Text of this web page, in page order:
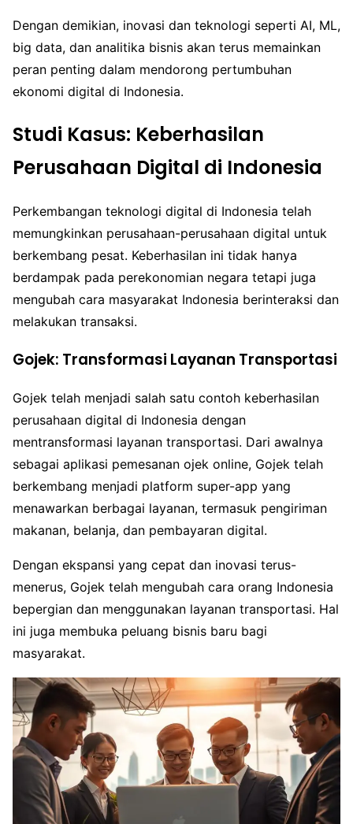
Dengan demikian, inovasi dan teknologi seperti AI, ML,
big data, dan analitika bisnis akan terus memainkan
peran penting dalam mendorong pertumbuhan
ekonomi digital di Indonesia.
Studi Kasus: Keberhasilan
Perusahaan Digital di Indonesia
Perkembangan teknologi digital di Indonesia telah
memungkinkan perusahaan-perusahaan digital untuk
berkembang pesat. Keberhasilan ini tidak hanya
berdampak pada perekonomian negara tetapi juga
mengubah cara masyarakat Indonesia berinteraksi dan
melakukan transaksi.
Gojek: Transformasi Layanan Transportasi
Gojek telah menjadi salah satu contoh keberhasilan
perusahaan digital di Indonesia dengan
mentransformasi layanan transportasi. Dari awalnya
sebagai aplikasi pemesanan ojek online, Gojek telah
berkembang menjadi platform super-app yang
menawarkan berbagai layanan, termasuk pengiriman
makanan, belanja, dan pembayaran digital.
Dengan ekspansi yang cepat dan inovasi terus-
menerus, Gojek telah mengubah cara orang Indonesia
bepergian dan menggunakan layanan transportasi. Hal
ini juga membuka peluang bisnis baru bagi
masyarakat.